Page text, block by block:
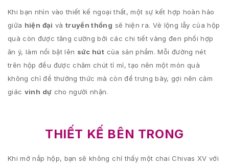
Khi bạn nhìn vào thiết kế ngoại thất, một sự kết hợp hoàn hảo
giữa hiện đại và truyền thống sẽ hiện ra. Vẻ lộng lẫy của hộp
quà còn được tăng cường bởi các chi tiết vàng đen phối hợp
ăn ý, làm nổi bật lên sức hút của sản phẩm. Mỗi đường nét
trên hộp đều được chăm chút tỉ mỉ, tạo nên một món quà
không chỉ để thưởng thức mà còn để trưng bày, gợi nên cảm
giác vinh dự cho người nhận.
THIẾT KẾ BÊN TRONG
Khi mở nắp hộp, bạn sẽ không chỉ thấy một chai Chivas XV với